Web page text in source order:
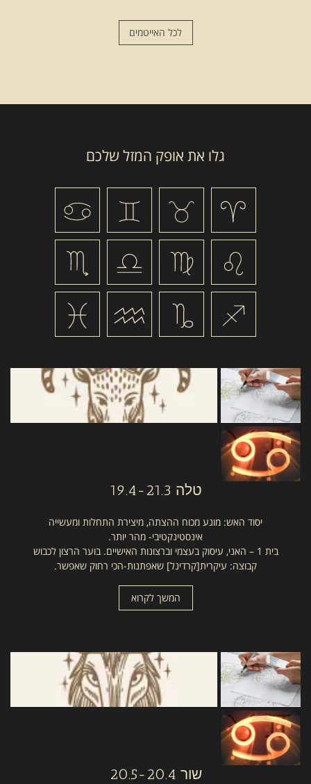
לכל האייטמים
גלו את אופק המזל שלכם
טלה 19.4-21.3
יסוד האש: מונע מכוח ההצתה, מיצירת התחלות ומעשייה
אינסטינקטיבי- מהר יותר.
בית 1 – האני, עיסוק בעצמי וברצונות האישיים. בוער הרצון לכבוש
קבוצה: עיקרית[קרדינל] שאפתנות-הכי רחוק שאפשר.
המשך לקרוא
שור 20.5-20.4